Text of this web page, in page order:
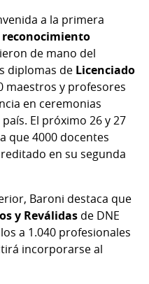
a la primera
reconocimiento
de mano del
diplomas de Licenciado
maestros y profesores
en ceremonias
El próximo 26 y 27
que 4000 docentes
en su segunda
Baroni destaca que
y Reválidas de DNE
a 1.040 profesionales
incorporarse al